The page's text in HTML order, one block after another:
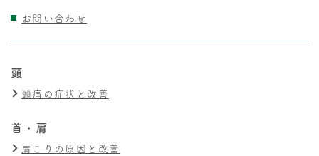
お問い合わせ
頭
頭痛の症状と改善
首・肩
肩こりの原因と改善